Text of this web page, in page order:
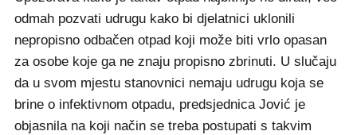
odmah pozvati udrugu kako bi djelatnici uklonili
nepropisno odbačen otpad koji može biti vrlo opasan
za osobe koje ga ne znaju propisno zbrinuti. U slučaju
da u svom mjestu stanovnici nemaju udrugu koja se
brine o infektivnom otpadu, predsjednica Jović je
objasnila na koji način se treba postupati s takvim